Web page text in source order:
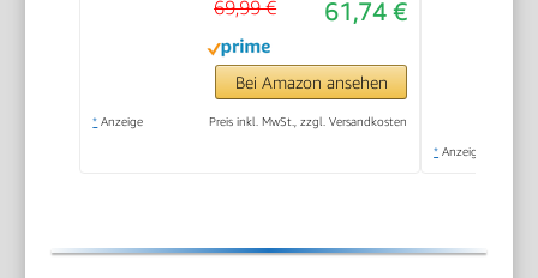
61,74 €
69,99 €
Bei Amazon ansehen
* Anzeige Preis inkl. MwSt., zzgl. Versandkosten
* Anzeige